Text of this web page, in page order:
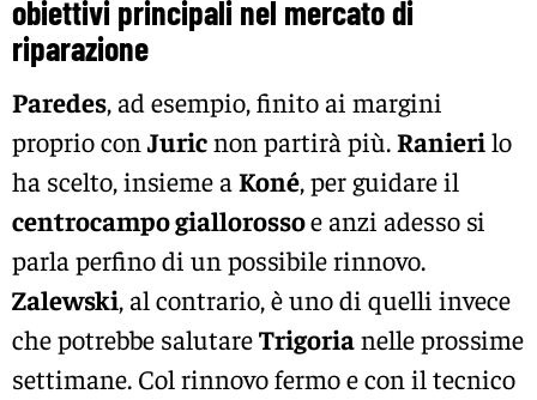
obiettivi principali nel mercato di
riparazione
Paredes, ad esempio, finito ai margini
proprio con Juricnon partirà più.Ranierilo
ha scelto, insieme a Koné, per guidare il
centrocampo giallorossoe anzi adesso si
parla perfino di un possibile rinnovo.
Zalewski, al contrario, è uno di quelli invece
che potrebbe salutareTrigorianelle prossime
settimane. Col rinnovo fermo e con il tecnico